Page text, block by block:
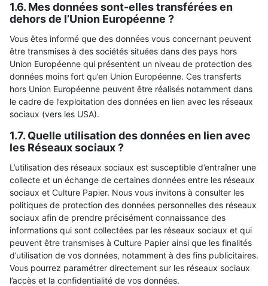
1.6. Mes données sont-elles transférées en
dehors de l’Union Européenne ?
Vous êtes informé que des données vous concernant peuvent
être transmises à des sociétés situées dans des pays hors
Union Européenne qui présentent un niveau de protection des
données moins fort qu’en Union Européenne. Ces transferts
hors Union Européenne peuvent être réalisés notamment dans
le cadre de l’exploitation des données en lien avec les réseaux
sociaux (vers les USA).
1.7. Quelle utilisation des données en lien avec
les Réseaux sociaux ?
L’utilisation des réseaux sociaux est susceptible d’entraîner une
collecte et un échange de certaines données entre les réseaux
sociaux et Culture Papier. Nous vous invitons à consulter les
politiques de protection des données personnelles des réseaux
sociaux afin de prendre précisément connaissance des
informations qui sont collectées par les réseaux sociaux et qui
peuvent être transmises à Culture Papier ainsi que les finalités
d’utilisation de vos données, notamment à des fins publicitaires.
Vous pourrez paramétrer directement sur les réseaux sociaux
l’accès et la confidentialité de vos données.